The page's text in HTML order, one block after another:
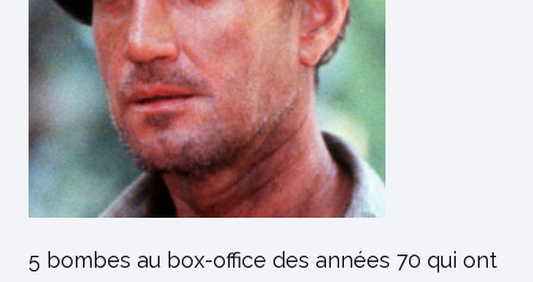
5 bombes au box-office des années 70 qui ont